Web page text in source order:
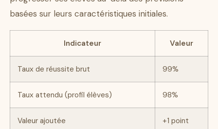
basées sur leurs caractéristiques initiales.
Indicateur Valeur
Taux de réussite brut 99%
Taux attendu (profil élèves) 98%
Valeur ajoutée +1 point